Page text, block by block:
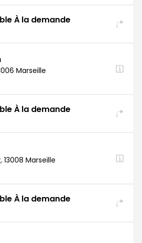
À la demande
Marseille
À la demande
Marseille
À la demande